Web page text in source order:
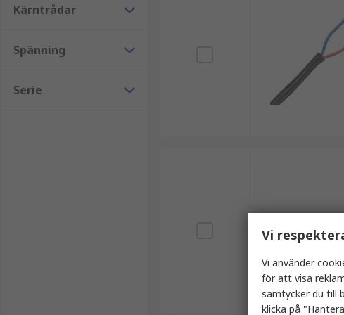
Kärntrådar
Spänning
Serie
Vi
Vi använder
för att visa
samtycker du till
klicka på